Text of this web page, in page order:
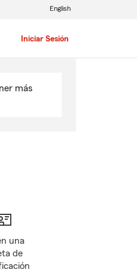
Iniciar Sesión
English
más
una
de